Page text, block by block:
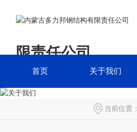
限责任公司
首页 关于我们
当前位置：